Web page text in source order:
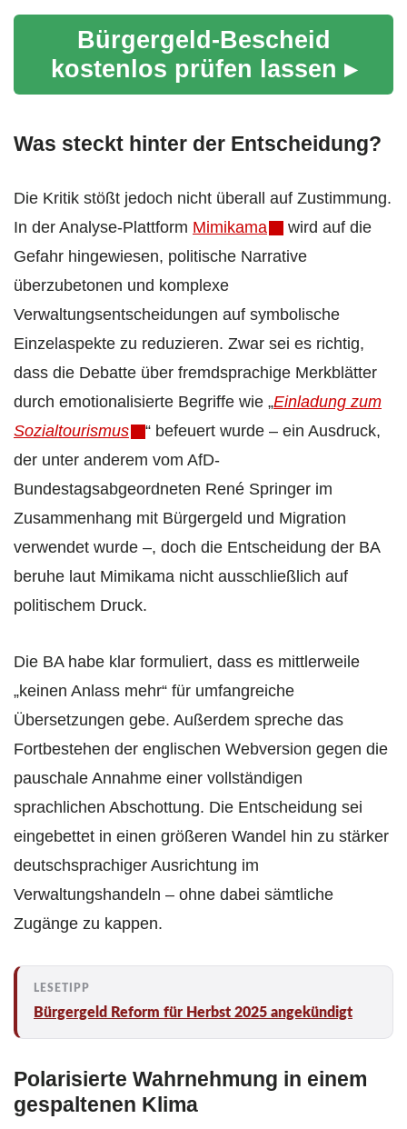
Bürgergeld-Bescheid
kostenlos prüfen lassen ▸
Was steckt hinter der Entscheidung?
Die Kritik stößt jedoch nicht überall auf Zustimmung.
In der Analyse-Plattform Mimikama
wird auf die
Gefahr hingewiesen, politische Narrative
überzubetonen und komplexe
Verwaltungsentscheidungen auf symbolische
Einzelaspekte zu reduzieren. Zwar sei es richtig,
dass die Debatte über fremdsprachige Merkblätter
durch emotionalisierte Begriffe wie „Einladung zum
Sozialtourismus
“ befeuert wurde – ein Ausdruck,
der unter anderem vom AfD-
Bundestagsabgeordneten René Springer im
Zusammenhang mit Bürgergeld und Migration
verwendet wurde –, doch die Entscheidung der BA
beruhe laut Mimikama nicht ausschließlich auf
politischem Druck.
Die BA habe klar formuliert, dass es mittlerweile
„keinen Anlass mehr“ für umfangreiche
Übersetzungen gebe. Außerdem spreche das
Fortbestehen der englischen Webversion gegen die
pauschale Annahme einer vollständigen
sprachlichen Abschottung. Die Entscheidung sei
eingebettet in einen größeren Wandel hin zu stärker
deutschsprachiger Ausrichtung im
Verwaltungshandeln – ohne dabei sämtliche
Zugänge zu kappen.
Bürgergeld Reform für Herbst 2025 angekündigt
Polarisierte Wahrnehmung in einem
gespaltenen Klima